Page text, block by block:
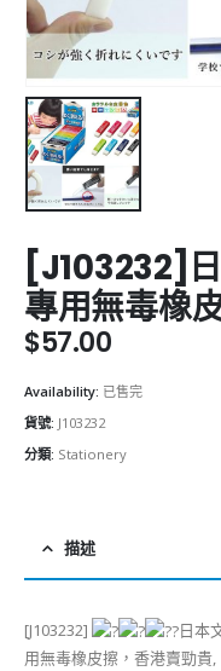
[J103232]
專用無毒橡
$57.00
Availability: 已售完
貨號: J103232
分類: Stationery
描述
[J103232] 日本
用無毒橡皮擦，香港賣勁貴